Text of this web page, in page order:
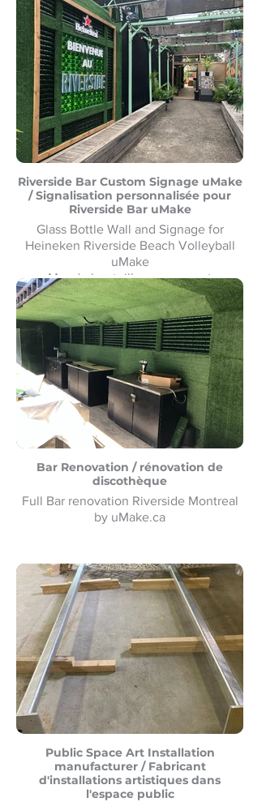
Présentoirs de produits de beauté pour
salon de coiffure fabriqués sur mesure
en acrylique noir brillant et aluminium
peint avec éclairage LED
Riverside Bar Custom Signage uMake
/ Signalisation personnalisée pour
Riverside Bar uMake
Glass Bottle Wall and Signage for
Heineken Riverside Beach Volleyball
uMake
Mur de bouteilles en verre et
signalétique pour le Heineken Riverside
Beach Volleyball
Bar Renovation / rénovation de
discothèque
Full Bar renovation Riverside Montreal
by uMake.ca
Public Space Art Installation
manufacturer / Fabricant
d'installations artistiques dans
l'espace public